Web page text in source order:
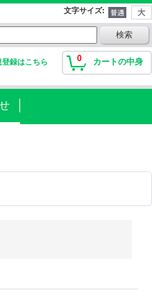
文字サイズ:
0 カートの中身
登録はこちら